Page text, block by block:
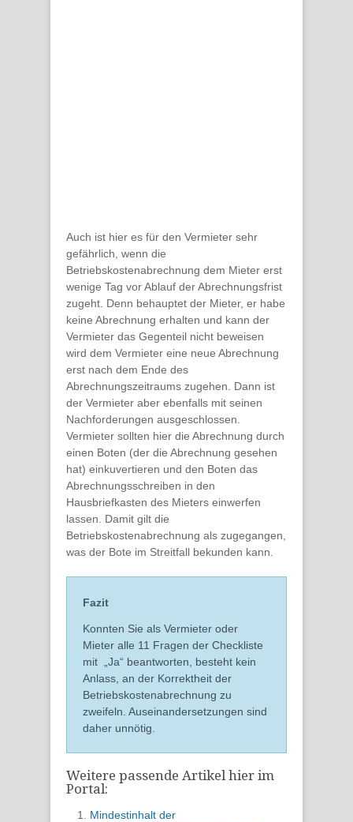
Auch ist hier es für den Vermieter sehr
gefährlich, wenn die
Betriebskostenabrechnung dem Mieter erst
wenige Tag vor Ablauf der Abrechnungsfrist
zugeht. Denn behauptet der Mieter, er habe
keine Abrechnung erhalten und kann der
Vermieter das Gegenteil nicht beweisen
wird dem Vermieter eine neue Abrechnung
erst nach dem Ende des
Abrechnungszeitraums zugehen . Dann ist
der Vermieter aber ebenfalls mit seinen
Nachforderungen ausgeschlossen
Vermieter sollten hier die Abrechnung durch
einen Boten (der die Abrechnung gesehen
hat) einkuvertieren und den Boten das
Abrechnungsschreiben in den
Hausbriefkasten des Mieters einwerfen
lassen. Damit gilt die
Betriebskostenabrechnung als zugegangen,
was der Bote im Streitfall bekunden kann.
Fazit
Konnten Sie als Vermieter oder
Mieter alle 11 Fragen der Checkliste
mit „Ja“ beantworten , besteht kein
Anlass, an der Korrektheit der
Betriebskostenabrechnung zu
zweifeln . Auseinandersetzungen sind
daher unnötig.
Weitere passende Artikel hier im
Portal:
Mindestinhalt der